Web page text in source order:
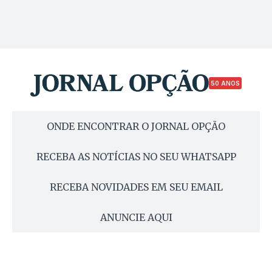
50 ANOS
ONDE ENCONTRAR O JORNAL OPÇÃO
RECEBA AS NOTÍCIAS NO SEU WHATSAPP
RECEBA NOVIDADES EM SEU EMAIL
ANUNCIE AQUI